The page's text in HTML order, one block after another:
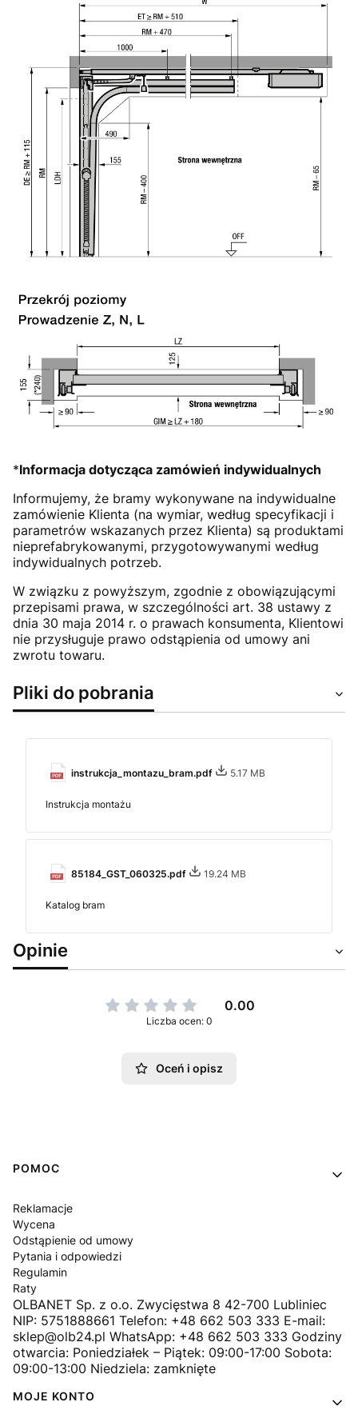
*Informacja dotycząca zamówień indywidualnych
Informujemy, że bramy wykonywane na indywidualne
zamówienie Klienta (na wymiar, według specyfikacji i
parametrów wskazanych przez Klienta) są produktami
nieprefabrykowanymi, przygotowywanymi według
indywidualnych potrzeb.
W związku z powyższym, zgodnie z obowiązującymi
przepisami prawa, w szczególności art. 38 ustawy z
dnia 30 maja 2014 r. o prawach konsumenta, Klientowi
nie przysługuje prawo odstąpienia od umowy ani
zwrotu towaru.
Pliki do pobrania
instrukcja_montazu_bram.pdf 5.17 MB
Instrukcja montażu
85184_GST_060325.pdf 19.24 MB
Katalog bram
Opinie
0.00
Liczba ocen: 0
Oceń i opisz
Linki w stopce
POMOC
Reklamacje
Wycena
Odstąpienie od umowy
Pytania i odpowiedzi
Regulamin
Raty
OLBANET Sp. z o.o. Zwycięstwa 8 42-700 Lubliniec
NIP: 5751888661 Telefon: +48 662 503 333 E-mail:
sklep@olb24.pl WhatsApp: +48 662 503 333 Godziny
otwarcia: Poniedziałek – Piątek: 09:00-17:00 Sobota:
09:00-13:00 Niedziela: zamknięte
MOJE KONTO